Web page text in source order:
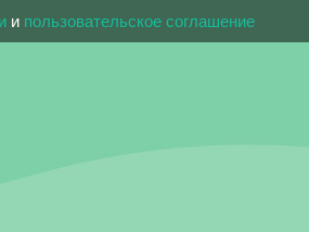
и пользовательское соглашение